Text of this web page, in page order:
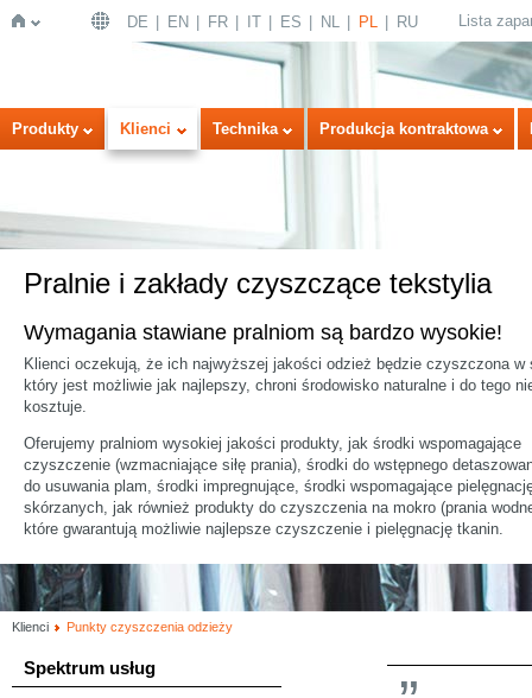
Strona
główna
DE EN FR IT ES NL PL RU Lista
Produkty Klienci Technika Produkcja kontraktowa
Pralnie i zakłady czyszczące tekstylia
Wymagania stawiane pralniom są bardzo wysokie!
Klienci oczekują, że ich najwyższej jakości odzież będzie czyszczona w
który jest możliwie jak najlepszy, chroni środowisko naturalne i do tego
kosztuje.
Oferujemy pralniom wysokiej jakości produkty, jak środki wspomagające
czyszczenie (wzmacniające siłę prania), środki do wstępnego
do usuwania plam, środki impregnujące, środki wspomagające
skórzanych, jak również produkty do czyszczenia na mokro (prania
które gwarantują możliwie najlepsze czyszczenie i pielęgnację tkanin.
Klienci Punkty czyszczenia odzieży
Spektrum usług